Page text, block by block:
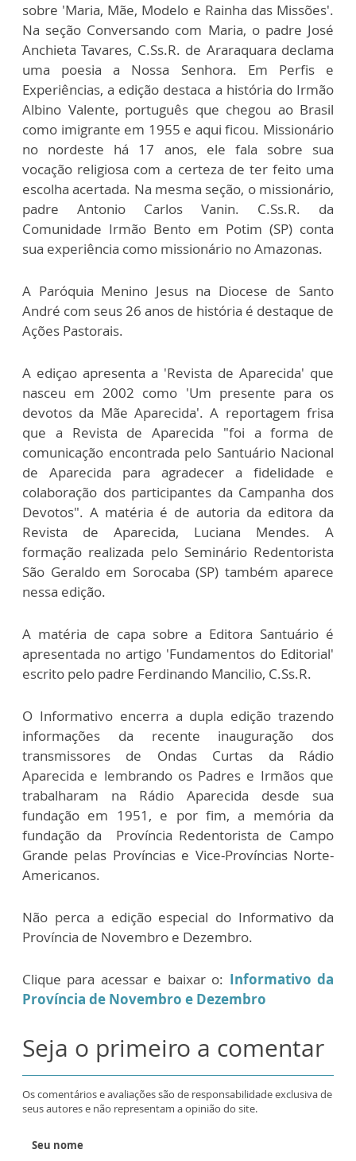
sobre 'Maria, Mãe, Modelo e Rainha das Missões'.
Na seção Conversando com Maria, o padre José
Anchieta Tavares, C.Ss.R. de Araraquara declama
uma poesia a Nossa Senhora. Em Perfis e
Experiências, a edição destaca a história do Irmão
Albino Valente, português que chegou ao Brasil
como imigrante em 1955 e aqui ficou. Missionário
no nordeste há 17 anos, ele fala sobre sua
vocação religiosa com a certeza de ter feito uma
escolha acertada. Na mesma seção, o missionário,
padre Antonio Carlos Vanin. C.Ss.R. da
Comunidade Irmão Bento em Potim (SP) conta
sua experiência como missionário no Amazonas.
A Paróquia Menino Jesus na Diocese de Santo
André com seus 26 anos de história é destaque de
Ações Pastorais.
A ediçao apresenta a 'Revista de Aparecida' que
nasceu em 2002 como 'Um presente para os
devotos da Mãe Aparecida'. A reportagem frisa
que a Revista de Aparecida "foi a forma de
comunicação encontrada pelo Santuário Nacional
de Aparecida para agradecer a fidelidade e
colaboração dos participantes da Campanha dos
Devotos". A matéria é de autoria da editora da
Revista de Aparecida, Luciana Mendes. A
formação realizada pelo Seminário Redentorista
São Geraldo em Sorocaba (SP) também aparece
nessa edição.
A matéria de capa sobre a Editora Santuário é
apresentada no artigo 'Fundamentos do Editorial'
escrito pelo padre Ferdinando Mancilio, C.Ss.R.
O Informativo encerra a dupla edição trazendo
informações da recente inauguração dos
transmissores de Ondas Curtas da Rádio
Aparecida e lembrando os Padres e Irmãos que
trabalharam na Rádio Aparecida desde sua
fundação em 1951, e por fim, a memória da
fundação da Província Redentorista de Campo
Grande pelas Províncias e Vice-Províncias Norte-
Americanos.
Não perca a edição especial do Informativo da
Província de Novembro e Dezembro.
Clique para acessar e baixar o: Informativo da
Província de Novembro e Dezembro
Seja o primeiro a comentar
Os comentários e avaliações são de responsabilidade exclusiva de
seus autores e não representam a opinião do site.
Seu nome